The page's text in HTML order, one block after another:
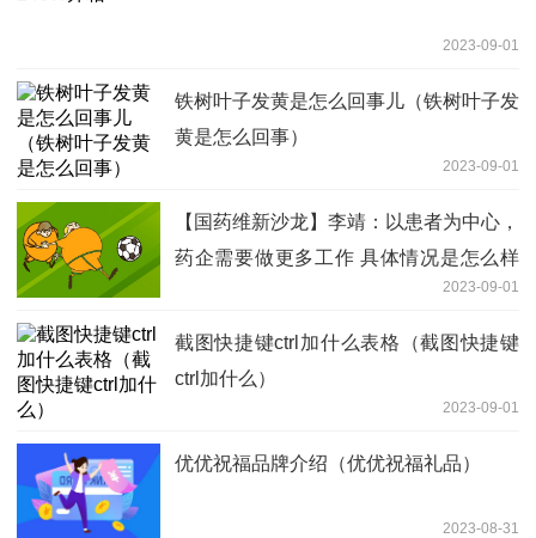
2023-09-01
铁树叶子发黄是怎么回事儿（铁树叶子发
黄是怎么回事）
2023-09-01
【国药维新沙龙】李靖：以患者为中心，
药企需要做更多工作 具体情况是怎么样
2023-09-01
截图快捷键ctrl加什么表格（截图快捷键
ctrl加什么）
2023-09-01
优优祝福品牌介绍（优优祝福礼品）
2023-08-31